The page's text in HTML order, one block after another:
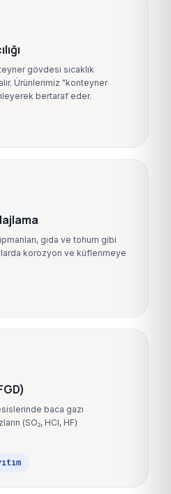
gövdesi sıcaklık
Ürünlerimiz "konteyner
bertaraf eder.
gıda ve tohum gibi
korozyon ve küflenmeye
baca gazı
(SO₂, HCl, HF)